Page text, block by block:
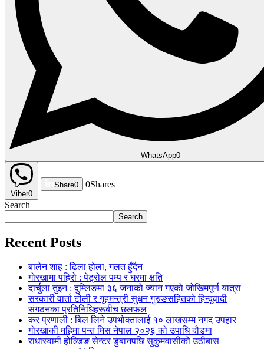
WhatsApp0
Viber0
Share0 0Shares
Search
Search
Recent Posts
बालेन शाह : ढिला होला, गलत हुँदैन
गोरखामा पहिरो : पेट्रोल पम्प र घरमा क्षति
दार्चुला तुइन : दुम्लिङमा ३६ जनाको ज्यान गएको जोखिमपूर्ण यात्रा
सरकारी वार्ता टोली र गृहमन्त्री सुधन गुरुङसहितको हिन्दूवादी
संगठनका प्रतिनिधिहरूबीच छलफल
कर प्रणाली : बिल लिने उपभोक्तालाई १० लाखसम्म नगद उपहार
गोरखाकी महिमा पन्त मिस नेपाल २०२६ को उपाधि दौडमा
राधास्वामी होल्डिङ सेन्टर डुबानपछि सुकुमवासीको उठीबास